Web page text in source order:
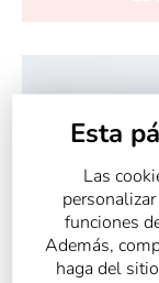
Esta
Las
funciones
Además,
haga del